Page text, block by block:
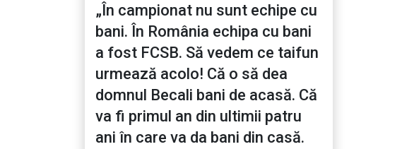
„În campionat nu sunt echipe cu
bani. În România echipa cu bani
a fost FCSB. Să vedem ce taifun
urmează acolo! Că o să dea
domnul Becali bani de acasă. Că
va fi primul an din ultimii patru
ani în care va da bani din casă.